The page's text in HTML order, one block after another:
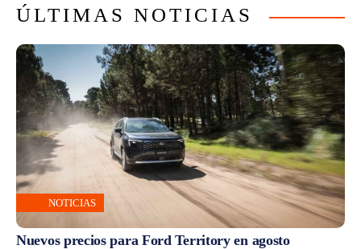
ÚLTIMAS NOTICIAS
NOTICIAS
Nuevos precios para Ford Territory en agosto